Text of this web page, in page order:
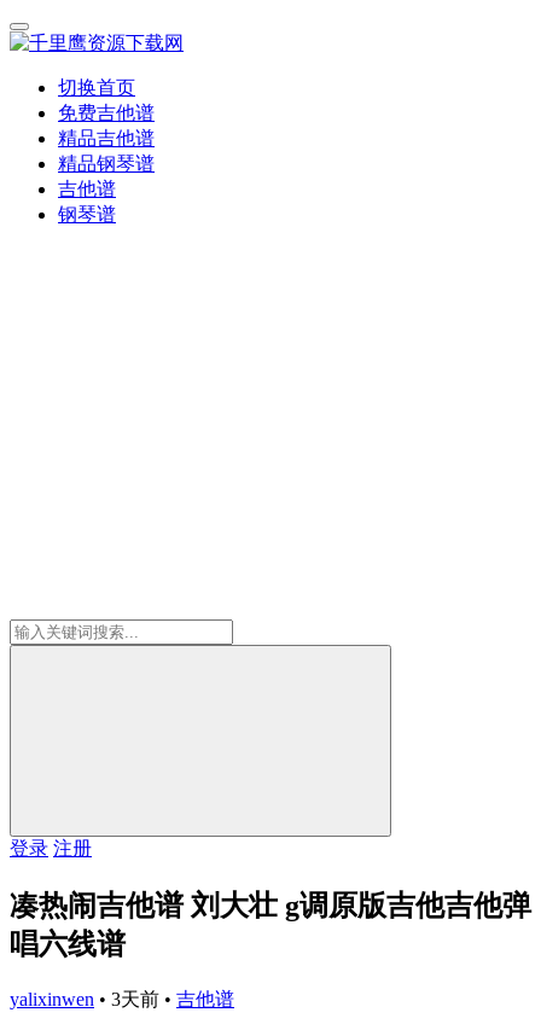
切换首页
免费吉他谱
精品吉他谱
精品钢琴谱
吉他谱
钢琴谱
登录 注册
凑热闹吉他谱 刘大壮 g调原版吉他吉他弹
唱六线谱
yalixinwen • 3天前 • 吉他谱